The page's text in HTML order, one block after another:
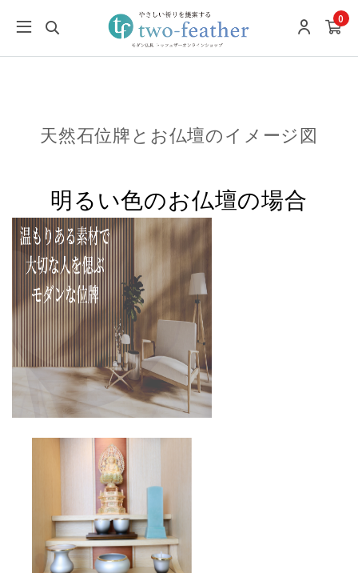
0
天然石位牌とお仏壇のイメージ図
明るい色のお仏壇の場合